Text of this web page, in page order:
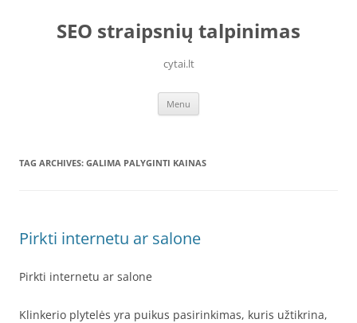
contentSEO straipsnių talpinimas
cytai.lt
Menu
TAG ARCHIVES: GALIMA PALYGINTI KAINAS
Pirkti internetu ar salone
Pirkti internetu ar salone
Klinkerio plytelės yra puikus pasirinkimas, kuris užtikrina,